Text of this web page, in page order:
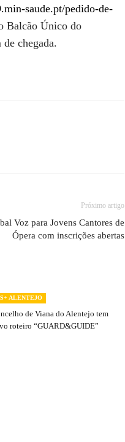
saude.pt/pedido-de-
Balcão Único do
chegada.
Próximo artigo
Voz para Jovens Cantores de
Ópera com inscrições abertas
ALENTEJO
de Viana do Alentejo tem
roteiro “GUARD&GUIDE”